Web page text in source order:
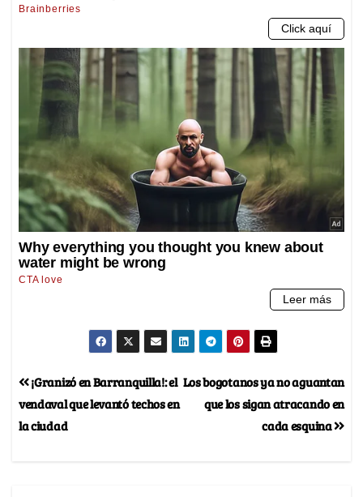
Los bogotanos ya no aguantan
que los sigan atracando en
cada esquina
¡Granizó en Barranquilla!: el
vendaval que levantó techos en
la ciudad